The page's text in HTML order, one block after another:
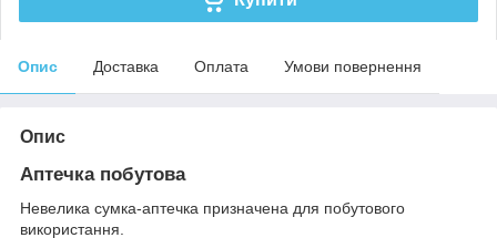
Опис Доставка Оплата Умови повернення
Опис
Аптечка побутова
Невелика сумка-аптечка призначена для побутового
використання.